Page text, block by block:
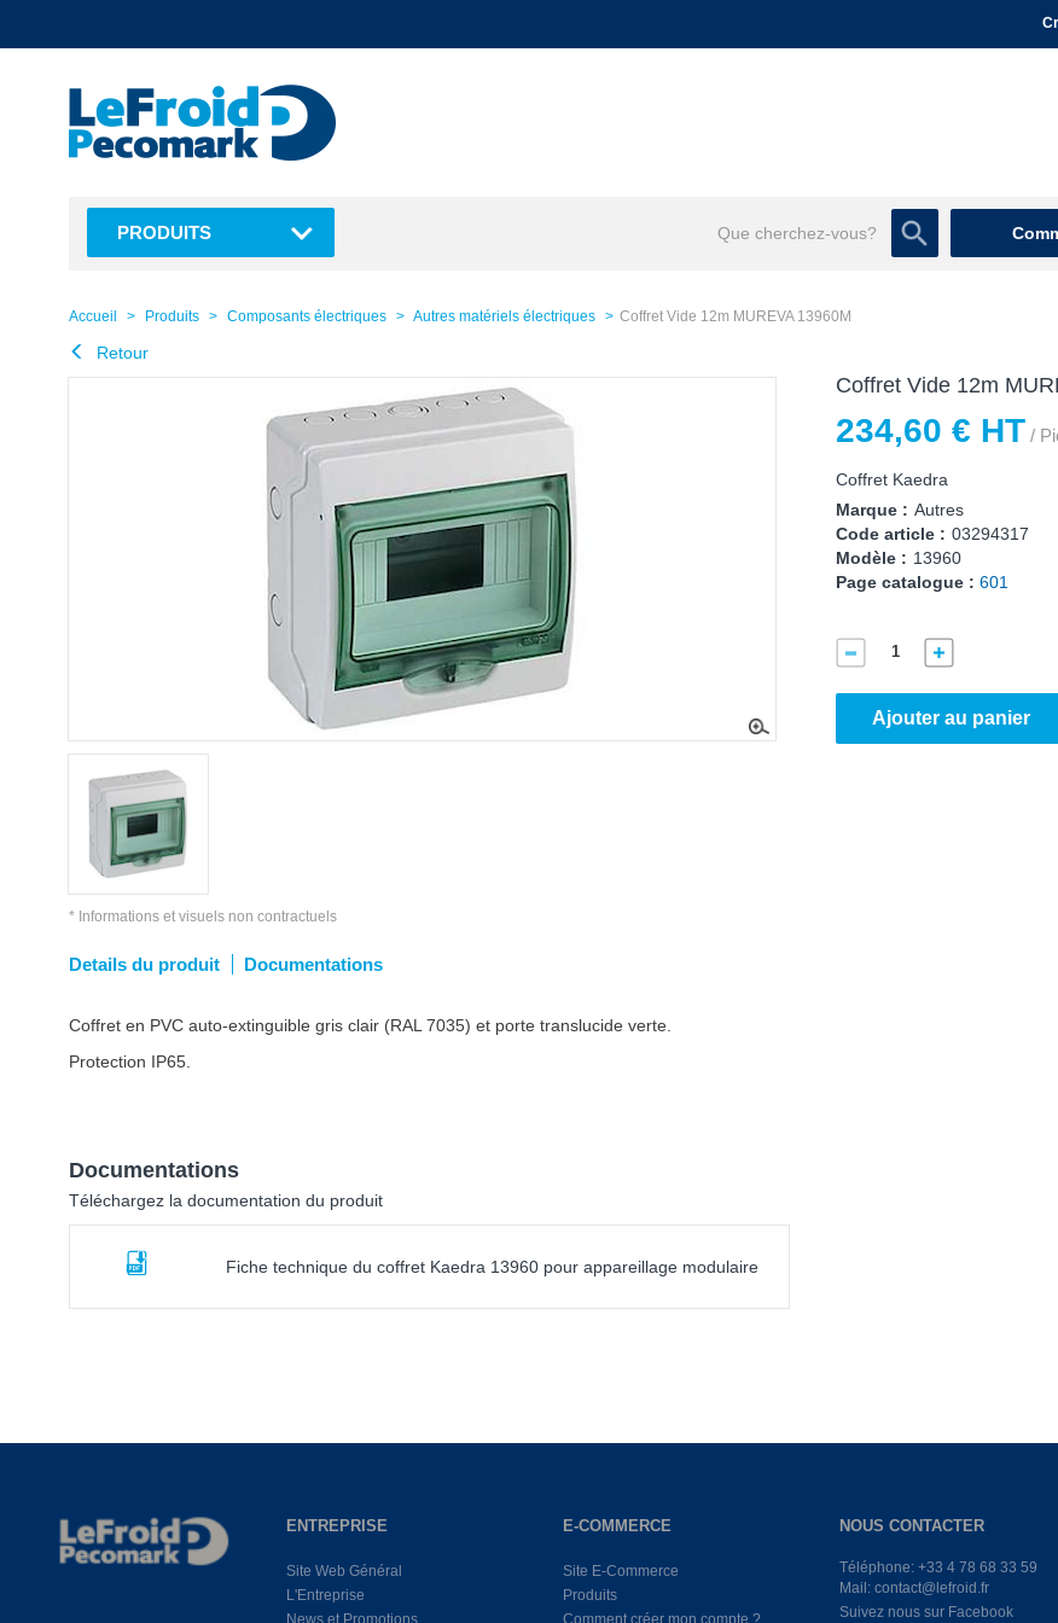
PRODUITS
Accueil Produits Composants électriques Autres matériels électriques Coffret Vide 12m MUREVA 13960M
Retour
* Informations et visuels non contractuels
Details du produit Documentations
Coffret Vide 12m
234,60 € HT /
Coffret Kaedra
Marque : Autres
Code article : 03294317
Modèle : 13960
Page catalogue : 601
Ajouter au panier
Coffret en PVC auto-extinguible gris clair (RAL 7035) et porte translucide verte.
Protection IP65.
Documentations
Téléchargez la documentation du produit
Fiche technique du coffret Kaedra 13960 pour appareillage modulaire
ENTREPRISE
Site Web Général
L'Entreprise
News et Promotions
E-COMMERCE
Site E-Commerce
Produits
Comment créer mon compte ?
NOUS CONTACTER
Téléphone: +33 4 78 68 33 59
Mail: contact@lefroid.fr
Suivez nous sur Facebook